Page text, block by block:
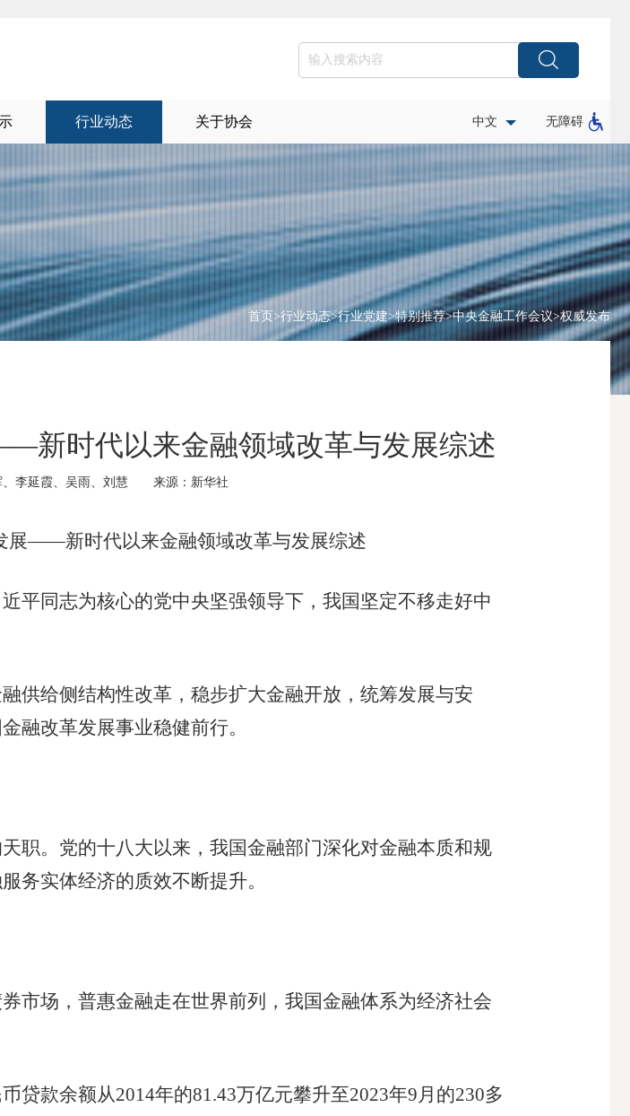
行业动态 关于协会 中文 无障碍
首页 >行业动态>行业党建>特别推荐>中央金融工作会议>权威发布
新时代以来金融领域改革与发展综述
李延霞、吴雨、刘慧 来源：新华社
——新时代以来金融领域改革与发展综述
同志为核心的党中央坚强领导下，我国坚定不移走好中
给侧结构性改革，稳步扩大金融开放，统筹发展与安
融改革发展事业稳健前行。
。党的十八大以来，我国金融部门深化对金融本质和规
务实体经济的质效不断提升。
场，普惠金融走在世界前列，我国金融体系为经济社会
款余额从2014年的81.43万亿元攀升至2023年9月的230多